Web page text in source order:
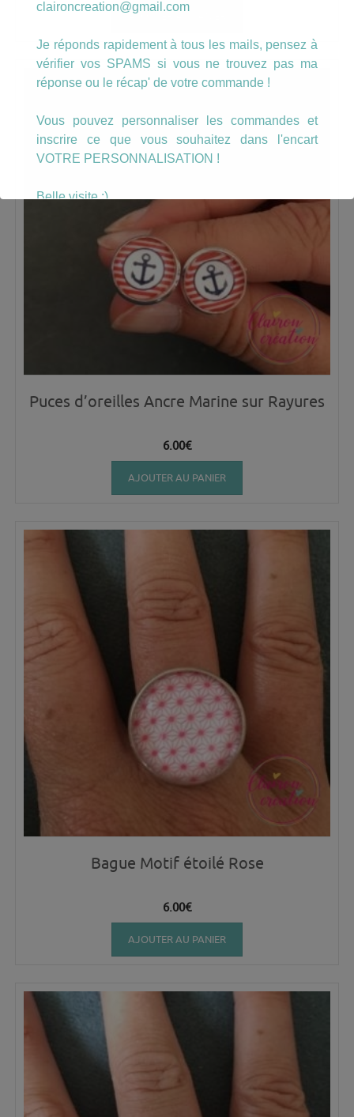
AJOUTER AU PANIER
Puces d’oreilles Ancre Marine sur Rayures
6.00€
AJOUTER AU PANIER
Bague Motif étoilé Rose
6.00€
AJOUTER AU PANIER
claironcreation@gmail.com
Je réponds rapidement à tous les mails, pensez à
vérifier vos SPAMS si vous ne trouvez pas ma
réponse ou le récap' de votre commande !
Vous pouvez personnaliser les commandes et
inscrire ce que vous souhaitez dans l'encart
VOTRE PERSONNALISATION !
Belle visite :)